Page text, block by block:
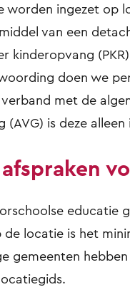
worden ingezet op
van een
kinderopvang
doen we
met de
(AVG) is deze
educatie
de locatie is het
gemeenten